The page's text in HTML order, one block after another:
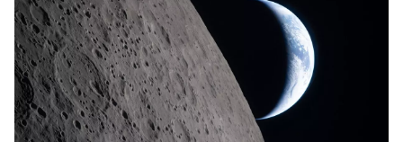
Primera carrera de Ascot